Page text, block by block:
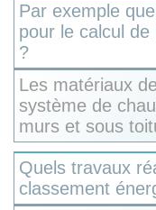
Par exemple
pour le calcul
?
Les matériaux
système de
murs et sous
Quels travaux
classement